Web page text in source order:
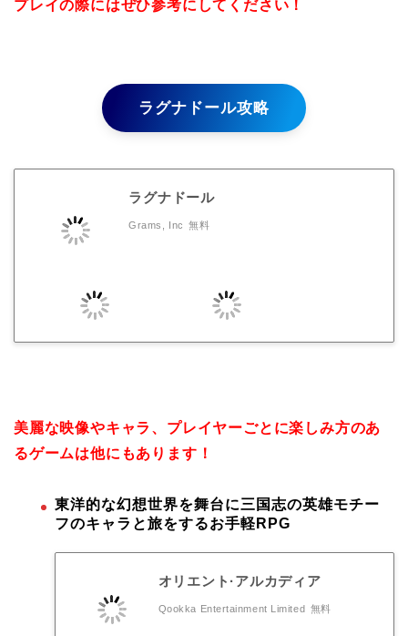
プレイの際にはぜひ参考にしてください！
ラグナドール攻略
ラグナドール
Grams, Inc 無料
美麗な映像やキャラ、プレイヤーごとに楽しみ方のあ
るゲームは他にもあります！
東洋的な幻想世界を舞台に三国志の英雄モチー
フのキャラと旅をするお手軽RPG
オリエント·アルカディア
Qookka Entertainment Limited 無料